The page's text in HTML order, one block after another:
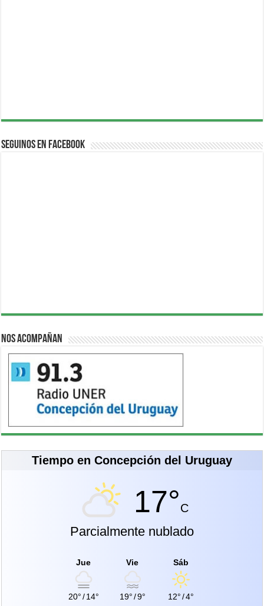
Seguinos en Facebook
Nos acompañan
Tiempo en Concepción del Uruguay
17°C
Parcialmente nublado
Jue
20°/14°
Vie
19°/9°
Sáb
12°/4°